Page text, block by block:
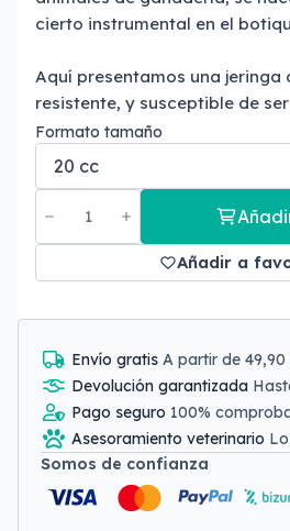
cierto instrumental en el
Aquí presentamos una jeringa
resistente, y susceptible de
Formato tamaño
Añadir a
Envío gratis A partir de 49,90
Devolución garantizada
Pago seguro 100%
Asesoramiento veterinario
Somos de confianza